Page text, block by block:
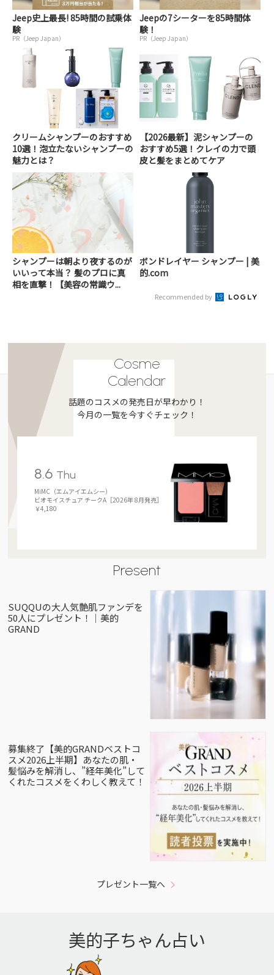
Jeep史上最長! 85時間の試乗体
験
PR（Jeep Japan）
Jeepの7シーターを85時間体
験！
PR（Jeep Japan）
クリームシャンプーのおすすめ
10選！泡立たないシャンプーの
魅力とは？
【2026最新】泥シャンプーの
おすすめ5選！クレイの力で頭
皮と髪をまとめてケア
シャンプーは朝より夜するのが
いいって本当？ 髪のプロに真
相を直撃！【美容の常識ウ...
ボンドレイヤー シャンプー | 美
的.com
Recommended by
Cosme
Calendar
話題のコスメの発売日が早わかり！
今月の一覧を今すぐチェック！
8.6 Thu
MiMC（エムアイエムシー）
ビオモイスチュア チークA［2026年 8月発売］
￥4,180
Present
SUQQUの大人気艶肌ファンデを
50人にプレゼント！｜美的
GRAND
募集終了【美的GRANDベストコ
スメ2026上半期】あなたの肌・
髪悩みを解消し、”経年美化”して
くれたコスメをくわしく教えて！
プレゼント一覧へ
美的子ちゃん占い